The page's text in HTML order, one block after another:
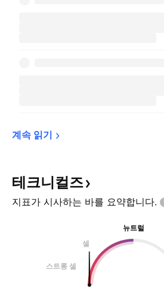
계속 읽기
테크니컬즈
지표가 시사하는 바를 요약합니다.
뉴트럴
셀
스트롱 셀